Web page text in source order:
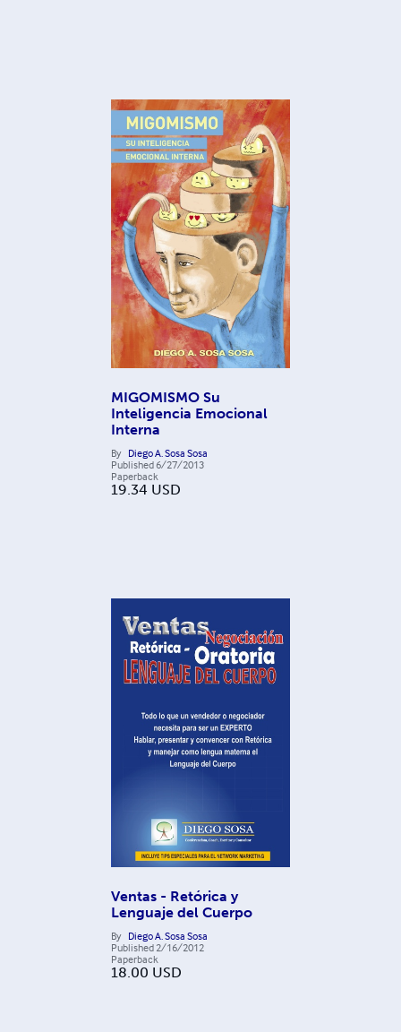
MIGOMISMO Su
Inteligencia Emocional
Interna
By Diego A. Sosa Sosa
Published 6/27/2013
Paperback
19.34 USD
Ventas - Retórica y
Lenguaje del Cuerpo
By Diego A. Sosa Sosa
Published 2/16/2012
Paperback
18.00 USD